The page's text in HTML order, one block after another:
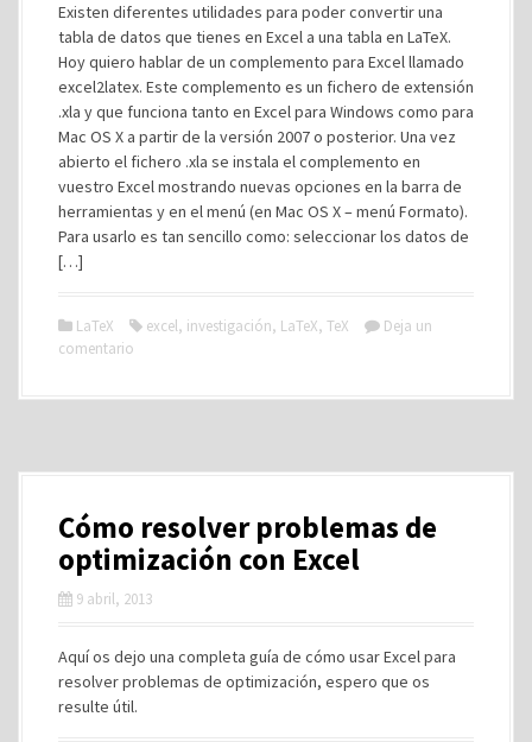
Existen diferentes utilidades para poder convertir una
tabla de datos que tienes en Excel a una tabla en LaTeX.
Hoy quiero hablar de un complemento para Excel llamado
excel2latex. Este complemento es un fichero de extensión
.xla y que funciona tanto en Excel para Windows como para
Mac OS X a partir de la versión 2007 o posterior. Una vez
abierto el fichero .xla se instala el complemento en
vuestro Excel mostrando nuevas opciones en la barra de
herramientas y en el menú (en Mac OS X – menú Formato).
Para usarlo es tan sencillo como: seleccionar los datos de
[…]
LaTeX excel, investigación, LaTeX, TeX
Deja un
comentario
Cómo resolver problemas de
optimización con Excel
9 abril, 2013
Aquí os dejo una completa guía de cómo usar Excel para
resolver problemas de optimización, espero que os
resulte útil.